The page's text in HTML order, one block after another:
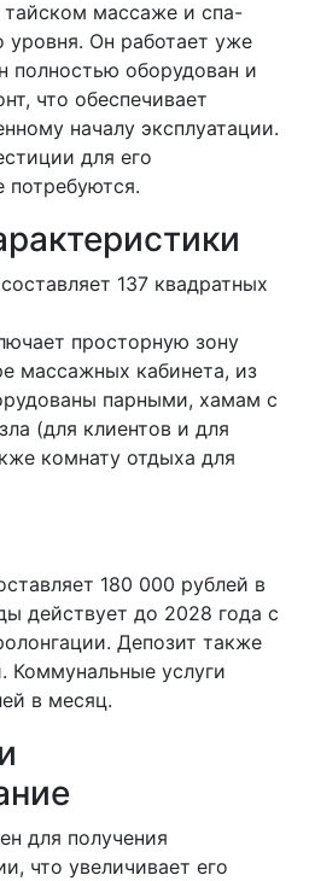
тайском массаже и спа-
уровня. Он работает уже
полностью оборудован и
что обеспечивает
началу эксплуатации.
для его
потребуются.
137 квадратных
просторную зону
массажных кабинета, из
парными, хамам с
(для клиентов и для
комнату отдыха для
180 000 рублей в
действует до 2028 года с
Депозит также
Коммунальные услуги
в месяц.
для получения
что увеличивает его